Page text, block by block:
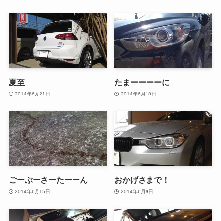
夏至
2014年6月21日
たまーーーーに
2014年6月18日
ごーぶーさーたーーん
2014年6月15日
おかげさまで！
2014年6月9日